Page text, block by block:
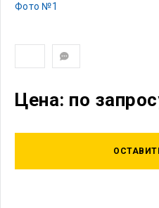
Цена: по